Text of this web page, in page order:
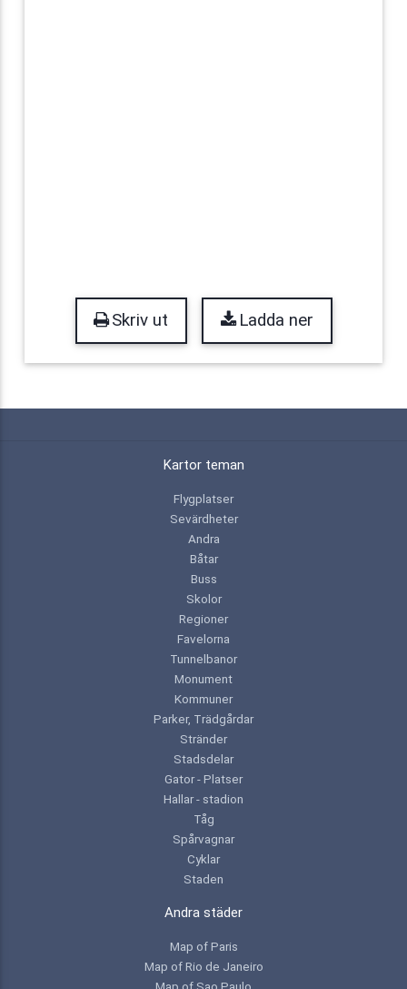
Skriv ut Ladda ner
Kartor teman
Flygplatser
Sevärdheter
Andra
Båtar
Buss
Skolor
Regioner
Favelorna
Tunnelbanor
Monument
Kommuner
Parker, Trädgårdar
Stränder
Stadsdelar
Gator - Platser
Hallar - stadion
Tåg
Spårvagnar
Cyklar
Staden
Andra städer
Map of Paris
Map of Rio de Janeiro
Map of Sao Paulo